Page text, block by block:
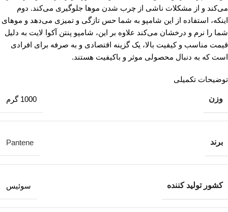
می‌کند و از مشکلات ناشی از چرب شدن موها جلوگیری می‌کند. دوم
اینکه، استفاده از این شامپو به شما حس تازگی و تمیزی می‌دهد و موهای
شما را نرم و درخشان می‌کند علاوه بر این، شامپو پنتن آکوا لایت به دلیل
قیمت مناسب و کیفیت بالا، یک گزینه اقتصادی و به صرفه برای افرادی
است که به دنبال محصولی موثر و باکیفیت هستند.
توضیحات تکمیلی
وزن 1000 گرم
برند Pantene
کشور تولید کننده سوئیس